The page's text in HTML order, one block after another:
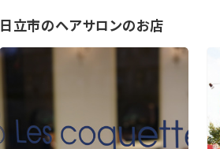
日立市のヘアサロンのお店